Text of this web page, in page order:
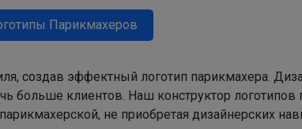
Парикмахеров
создав эффектный логотип парикмахера.
больше клиентов. Наш конструктор логотипов
парикмахерской, не приобретая дизайнерских